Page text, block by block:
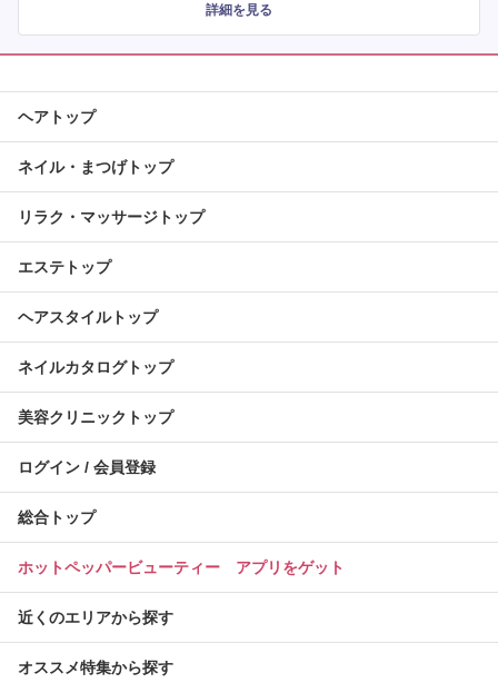
詳細を見る
ヘアトップ
ネイル・まつげトップ
リラク・マッサージトップ
エステトップ
ヘアスタイルトップ
ネイルカタログトップ
美容クリニックトップ
ログイン / 会員登録
総合トップ
ホットペッパービューティー アプリをゲット
近くのエリアから探す
オススメ特集から探す